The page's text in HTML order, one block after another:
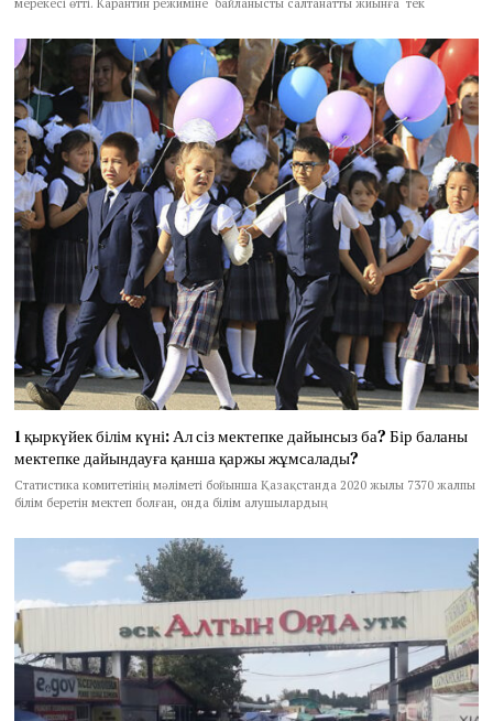
1 қыркүйек білім күні: Ал сіз мектепке дайынсыз ба? Бір баланы
мектепке дайындауға қанша қаржы жұмсалады?
Статистика комитетінің мәліметі бойынша Қазақстанда 2020 жылы 7370 жалпы
білім беретін мектеп болған, онда білім алушылардың